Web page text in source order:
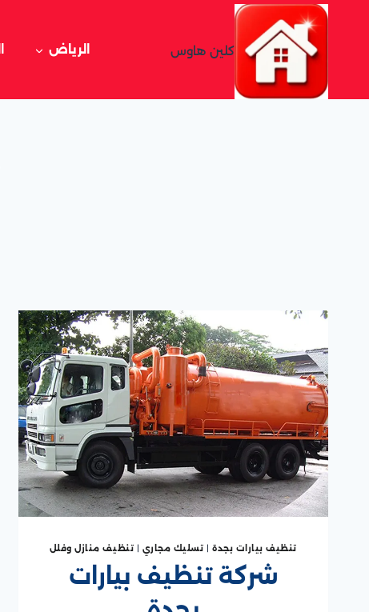
كلين هاوس الرياض
تنظيف بيارات بجدة| تسليك مجاري تنظيف منازل وفلل
شركة تنظيف بيارات